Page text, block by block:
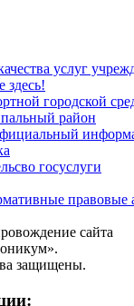
сайта
защищены.